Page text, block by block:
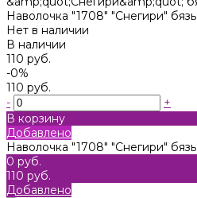
Наволочка "1708" "Снегири" бязь
Нет в наличии
В наличии
110 руб.
-0%
110 руб.
-
+
В корзину
Добавлено
Наволочка "1708" "Снегири" бязь
0 руб.
110 руб.
Добавлено